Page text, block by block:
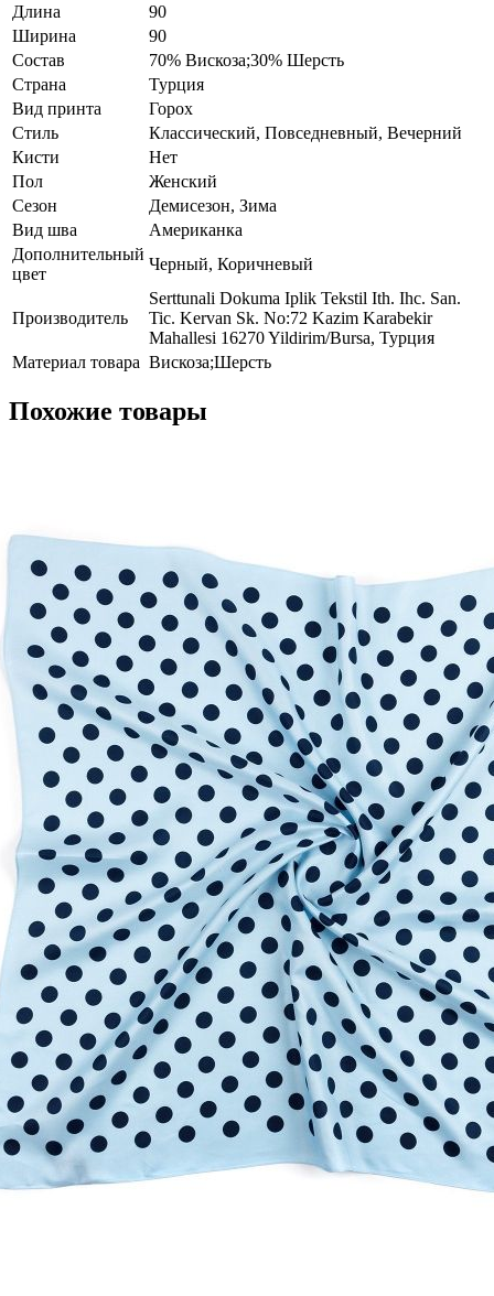
Длина
90
Ширина
90
Состав
70% Вискоза;30% Шерсть
Страна
Турция
Вид принта
Горох
Стиль
Классический, Повседневный, Вечерний
Кисти
Нет
Пол
Женский
Сезон
Демисезон, Зима
Вид шва
Американка
Дополнительный
цвет
Черный, Коричневый
Производитель
Serttunali Dokuma Iplik Tekstil Ith. Ihc. San.
Tic. Kervan Sk. No:72 Kazim Karabekir
Mahallesi 16270 Yildirim/Bursa, Турция
Материал товара Вискоза;Шерсть
Похожие товары